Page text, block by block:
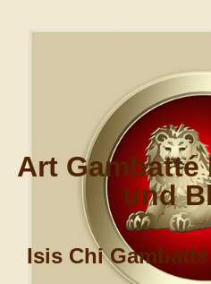
Art Gambatté
und
Isis Chi